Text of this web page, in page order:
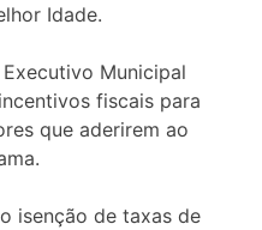
Idade.
Municipal
fiscais para
que aderirem ao
isenção de taxas de